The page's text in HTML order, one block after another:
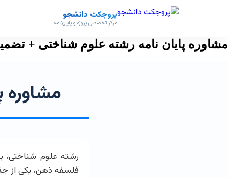
پروجکت دانشجو
مرکز تخصصی پروژه و پایان‌نامه
مشاوره پایان نامه رشته علوم شناختی +
مشاوره
رشته علوم
فلسفه ذهن، یکی از